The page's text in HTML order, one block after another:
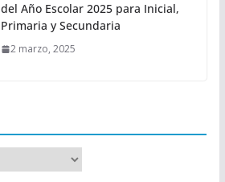
del Año Escolar 2025 para Inicial,
Primaria y Secundaria
2 marzo, 2025